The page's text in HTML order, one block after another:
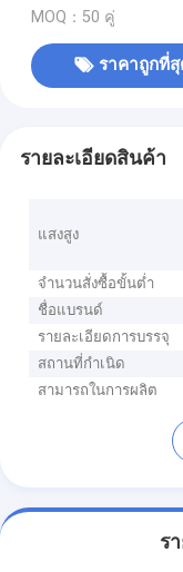
MOQ：50 คู่
ราคาถูกที่
รายละเอียดสินค้า
แสงสูง
จำนวนสั่งซื้อขั้นต่ำ
ชื่อแบรนด์
รายละเอียดการบรรจุ
สถานที่กำเนิด
สามารถในการผลิต
ร